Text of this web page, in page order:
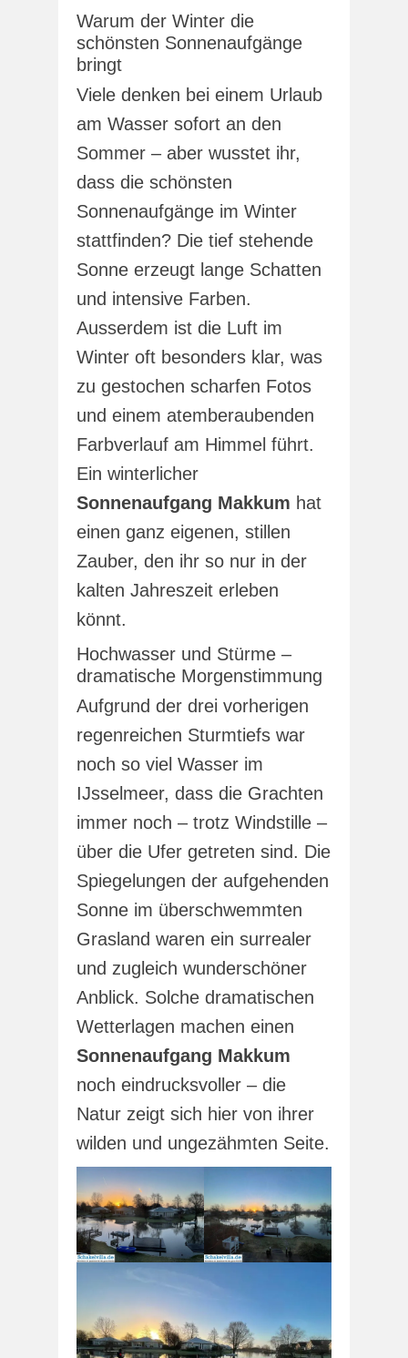
Warum der Winter die
schönsten Sonnenaufgänge
bringt
Viele denken bei einem Urlaub
am Wasser sofort an den
Sommer – aber wusstet ihr,
dass die schönsten
Sonnenaufgänge im Winter
stattfinden? Die tief stehende
Sonne erzeugt lange Schatten
und intensive Farben.
Ausserdem ist die Luft im
Winter oft besonders klar, was
zu gestochen scharfen Fotos
und einem atemberaubenden
Farbverlauf am Himmel führt.
Ein winterlicher
Sonnenaufgang Makkum hat
einen ganz eigenen, stillen
Zauber, den ihr so nur in der
kalten Jahreszeit erleben
könnt.
Hochwasser und Stürme –
dramatische Morgenstimmung
Aufgrund der drei vorherigen
regenreichen Sturmtiefs war
noch so viel Wasser im
IJsselmeer, dass die Grachten
immer noch – trotz Windstille –
über die Ufer getreten sind. Die
Spiegelungen der aufgehenden
Sonne im überschwemmten
Grasland waren ein surrealer
und zugleich wunderschöner
Anblick. Solche dramatischen
Wetterlagen machen einen
Sonnenaufgang Makkum
noch eindrucksvoller – die
Natur zeigt sich hier von ihrer
wilden und ungezähmten Seite.